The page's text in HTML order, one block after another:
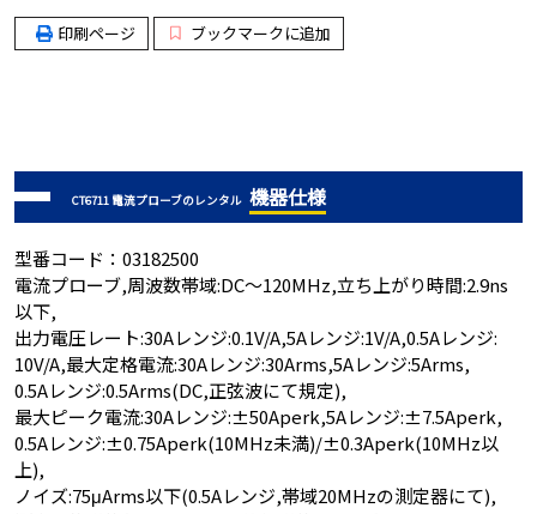
印刷ページ ブックマークに追加
CT6711 電流プローブのレンタル 機器仕様
型番コード：03182500
電流プローブ,周波数帯域:DC～120MHz,立ち上がり時間:2.9ns
以下,
出力電圧レート:30Aレンジ:0.1V/A,5Aレンジ:1V/A,0.5Aレンジ:
10V/A,最大定格電流:30Aレンジ:30Arms,5Aレンジ:5Arms,
0.5Aレンジ:0.5Arms(DC,正弦波にて規定),
最大ピーク電流:30Aレンジ:±50Aperk,5Aレンジ:±7.5Aperk,
0.5Aレンジ:±0.75Aperk(10MHz未満)/±0.3Aperk(10MHz以
上),
ノイズ:75μArms以下(0.5Aレンジ,帯域20MHzの測定器にて),